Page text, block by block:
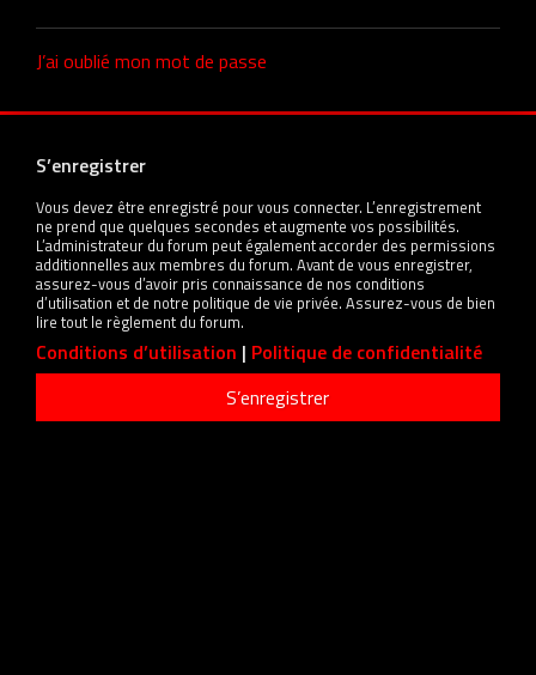
J’ai oublié mon mot de passe
S’enregistrer
Vous devez être enregistré pour vous connecter. L’enregistrement
ne prend que quelques secondes et augmente vos possibilités.
L’administrateur du forum peut également accorder des permissions
additionnelles aux membres du forum. Avant de vous enregistrer,
assurez-vous d’avoir pris connaissance de nos conditions
d’utilisation et de notre politique de vie privée. Assurez-vous de bien
lire tout le règlement du forum.
Conditions d’utilisation | Politique de confidentialité
S’enregistrer